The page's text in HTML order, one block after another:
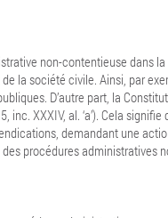
non-contentieuse dans
la société civile. Ainsi, par
D’autre part, la
inc. XXXIV, al. ‘a’). Cela
demandant une
procédures administratives